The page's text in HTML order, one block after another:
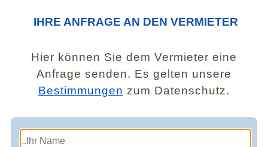
IHRE ANFRAGE AN DEN VERMIETER
Hier können Sie dem Vermieter eine
Anfrage senden. Es gelten unsere
Bestimmungen zum Datenschutz.